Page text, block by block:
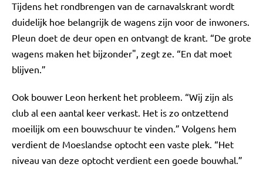
Tijdens het rondbrengen van de carnavalskrant wordt
duidelijk hoe belangrijk de wagens zijn voor de inwoners.
Pleun doet de deur open en ontvangt de krant. “De grote
wagens maken het bijzonder", zegt ze. “En dat moet
blijven.”
Ook bouwer Leon herkent het probleem. “Wij zijn als
club al een aantal keer verkast. Het is zo ontzettend
moeilijk om een bouwschuur te vinden.” Volgens hem
verdient de Moeslandse optocht een vaste plek. “Het
niveau van deze optocht verdient een goede bouwhal.”